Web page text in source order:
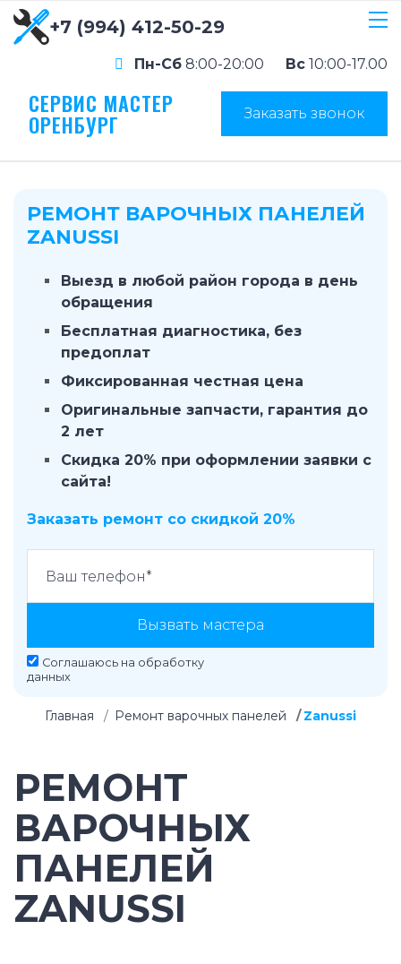
+7 (994) 412-50-29
Пн-Сб 8:00-20:00 Вс 10:00-17.00
СЕРВИС МАСТЕР
ОРЕНБУРГ Заказать звонок
РЕМОНТ ВАРОЧНЫХ ПАНЕЛЕЙ
ZANUSSI
Выезд в любой район города в день
обращения
Бесплатная диагностика, без
предоплат
Фиксированная честная цена
Оригинальные запчасти, гарантия до
2 лет
Скидка 20% при оформлении заявки с
сайта!
Заказать ремонт со скидкой 20%
Вызвать мастера
Соглашаюсь на обработку
данных
Главная Ремонт варочных панелей Zanussi
РЕМОНТ
ВАРОЧНЫХ
ПАНЕЛЕЙ
ZANUSSI